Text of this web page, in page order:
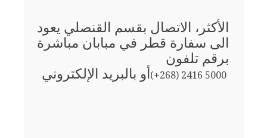
الأكثر، الاتصال بقسم القنصلي يعود
الى سفارة قطر في مبابان مباشرة
برقم تلفون
(+268) 2416 5000أو بالبريد الإلكتروني